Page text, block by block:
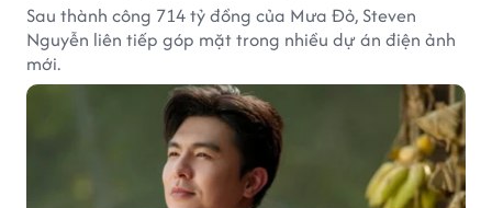
Sau thành công 714 tỷ đồng của Mưa Đỏ, Steven
Nguyễn liên tiếp góp mặt trong nhiều dự án điện ảnh
mới.